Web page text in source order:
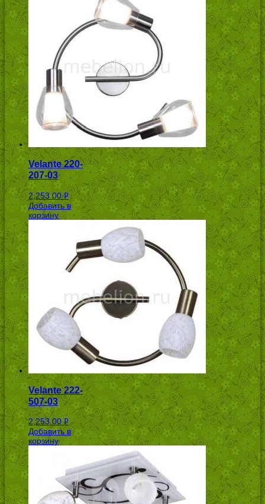
Velante 220-
207-03
2,253.00 Р
УБ.
Добавить в
корзину
Velante 222-
507-03
2,253.00 Р
УБ.
Добавить в
корзину